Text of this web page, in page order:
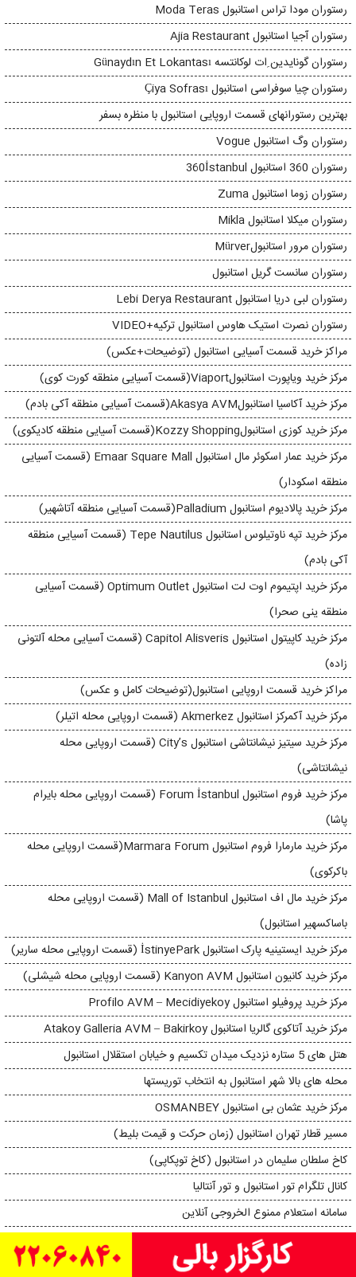
رستوران مودا تراس استانبول Moda Teras
رستوران آجیا استانبول Ajia Restaurant
رستوران گونایدین ِات لوکانتسه Günaydın Et Lokantası
رستوران چیا سوفراسی استانبول Çiya Sofrası
بهترین رستورانهای قسمت اروپایی استانبول با منظره بسفر
رستوران وگ استانبول Vogue
رستوران 360 استانبول 360İstanbul
رستوران زوما استانبول Zuma
رستوران میکلا استانبول Mikla
رستوران مرور استانبولMürver
رستوران سانست گریل استانبول
رستوران لبی دریا استانبول Lebi Derya Restaurant
رستوران نصرت استیک هاوس استانبول ترکیه+VIDEO
مراکز خرید قسمت آسیایی استانبول (توضیحات+عکس)
مرکز خرید ویاپورت استانبولViaport(قسمت آسیایی منطقه کورت کوی)
مرکز خرید آکاسیا استانبولAkasya AVM(قسمت آسیایی منطقه آکی بادم)
مرکز خرید کوزی استانبولKozzy Shopping(قسمت آسیایی منطقه کادیکوی)
مرکز خرید عمار اسکوئر مال استانبول Emaar Square Mall (قسمت آسیایی
منطقه اسکودار)
مرکز خرید پالادیوم استانبول Palladium(قسمت آسیایی منطقه آتاشهیر)
مرکز خرید تپه ناوتیلوس استانبول Tepe Nautilus (قسمت آسیایی منطقه
آکی بادم)
مرکز خرید اپتیموم اوت لت استانبول Optimum Outlet (قسمت آسیایی
منطقه ینی صحرا)
مرکز خرید کاپیتول استانبول Capitol Alisveris (قسمت آسیایی محله آلتونی
زاده)
مراکز خرید قسمت اروپایی استانبول(توضیحات کامل و عکس)
مرکز خرید آکمرکز استانبول Akmerkez (قسمت اروپایی محله اتیلر)
مرکز خرید سیتیز نیشانتاشی استانبول City’s (قسمت اروپایی محله
نیشانتاشی)
مرکز خرید فروم استانبول Forum İstanbul (قسمت اروپایی محله بايرام
پاشا)
مرکز خرید مارمارا فروم استانبول Marmara Forum(قسمت اروپایی محله
باکرکوی)
مركز خريد مال اف استانبول Mall of Istanbul (قسمت اروپایی محله
باساکسهیر استانبول)
مرکز خرید ایستینیه پارک استانبول İstinyePark (قسمت اروپایی محله ساریر)
مرکز خرید کانیون استانبول Kanyon AVM (قسمت اروپایی محله شیشلی)
مركز خريد پروفيلو استانبول Profilo AVM – Mecidiyekoy
مرکز خرید آتاکوی گالریا استانبول Atakoy Galleria AVM – Bakirkoy
هتل های 5 ستاره نزدیک میدان تکسیم و خیابان استقلال استانبول
محله های بالا شهر استانبول به انتخاب توریستها
مرکز خرید عثمان بی استانبول OSMANBEY
مسیر قطار تهران استانبول (زمان حرکت و قیمت بلیط)
کاخ سلطان سلیمان در استانبول (کاخ توپکاپی)
کانال تلگرام تور استانبول و تور آنتالیا
سامانه استعلام ممنوع ‌الخروجی آنلاین
خیابان استقلال استانبول+VIDEO
چهارشنبه بازار فاتیح استانبول